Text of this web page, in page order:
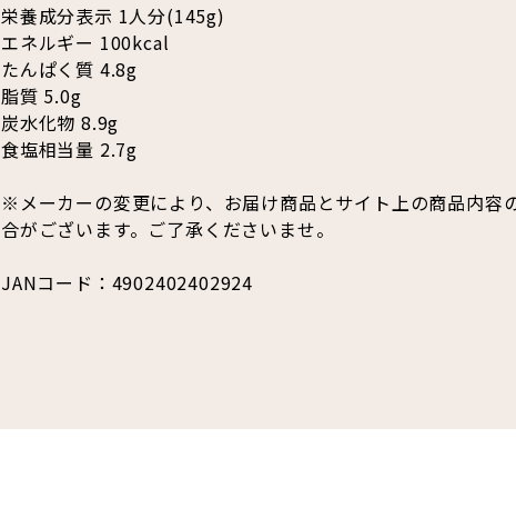
栄養成分表示 1人分(145g)
エネルギー 100kcal
たんぱく質 4.8g
脂質 5.0g
炭水化物 8.9g
食塩相当量 2.7g
※メーカーの変更により、お届け商品とサイト上の商品内容
合がございます。ご了承くださいませ。
JANコード：4902402402924